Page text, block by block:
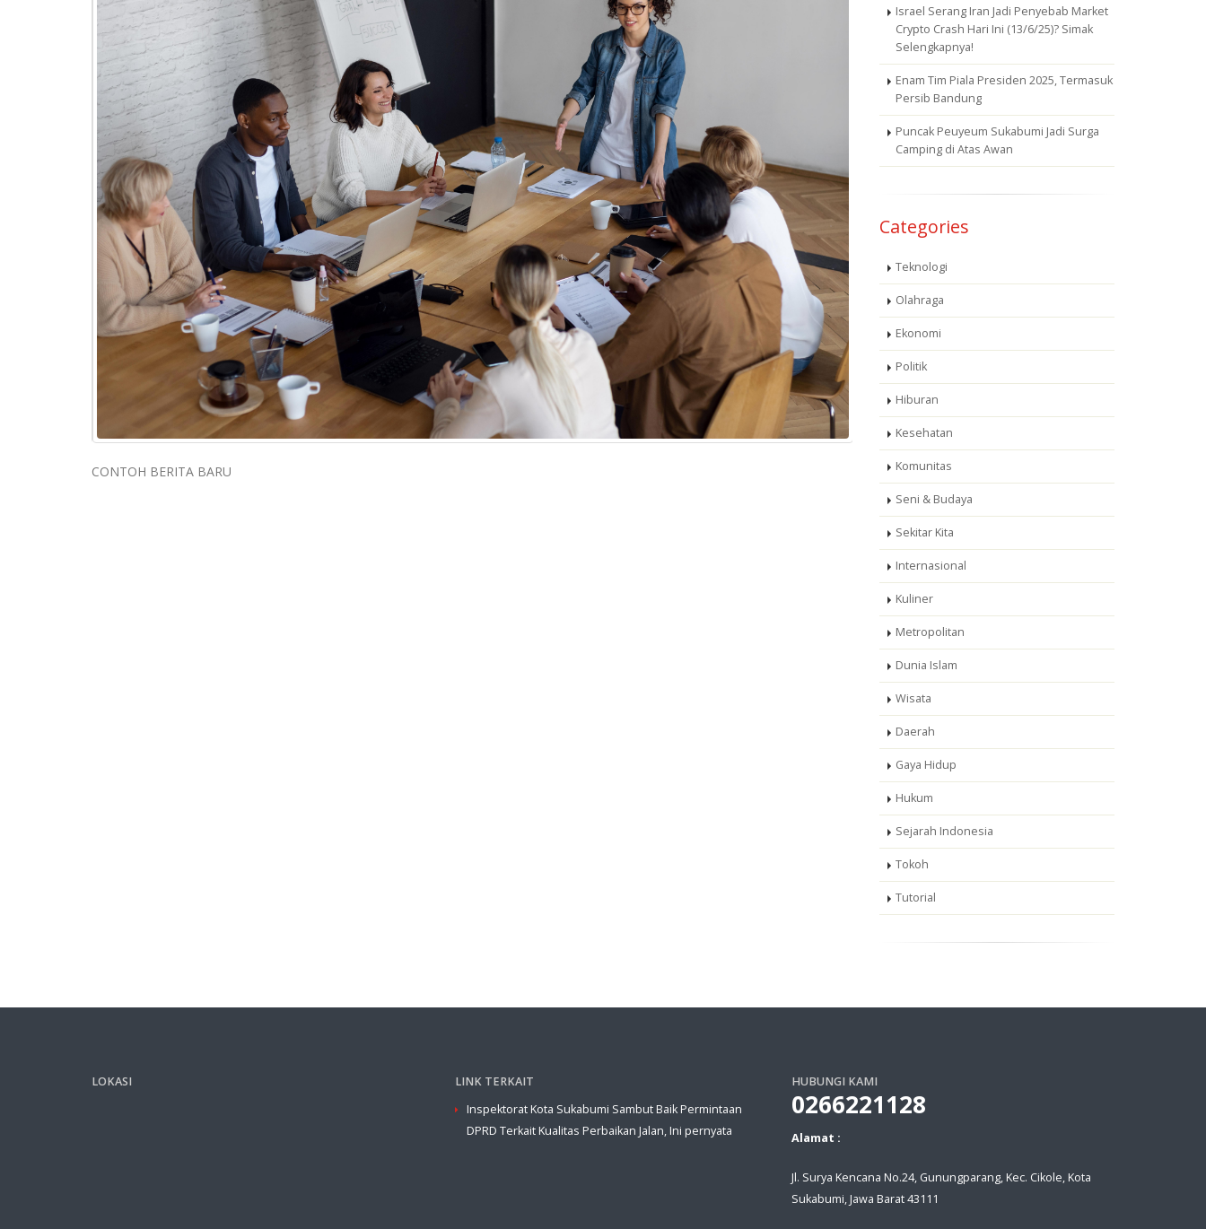
CONTOH BERITA BARU
Israel Serang Iran Jadi Penyebab Market
Crypto Crash Hari Ini (13/6/25)? Simak
Selengkapnya!
Enam Tim Piala Presiden 2025, Termasuk
Persib Bandung
Puncak Peuyeum Sukabumi Jadi Surga
Camping di Atas Awan
Categories
Teknologi
Olahraga
Ekonomi
Politik
Hiburan
Kesehatan
Komunitas
Seni & Budaya
Sekitar Kita
Internasional
Kuliner
Metropolitan
Dunia Islam
Wisata
Daerah
Gaya Hidup
Hukum
Sejarah Indonesia
Tokoh
Tutorial
LOKASI
LINK TERKAIT
Inspektorat Kota Sukabumi Sambut Baik Permintaan
DPRD Terkait Kualitas Perbaikan Jalan, Ini pernyata
HUBUNGI KAMI
0266221128
Alamat :
Jl. Surya Kencana No.24, Gunungparang, Kec. Cikole, Kota
Sukabumi, Jawa Barat 43111